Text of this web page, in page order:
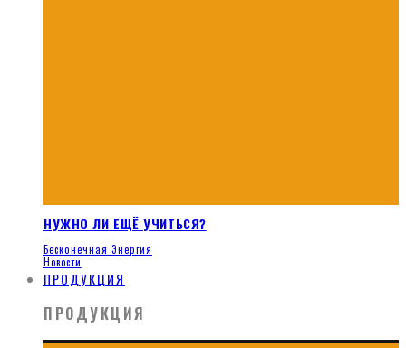
НУЖНО ЛИ ЕЩЁ УЧИТЬСЯ?
Бесконечная Энергия
Новости
ПРОДУКЦИЯ
ПРОДУКЦИЯ